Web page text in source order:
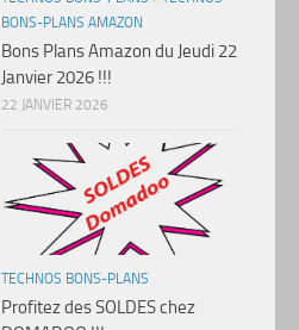
BONS-PLANS AMAZON
Bons Plans Amazon du Jeudi 22
Janvier 2026 !!!
22 JANVIER 2026
TECHNOS BONS-PLANS
Profitez des SOLDES chez